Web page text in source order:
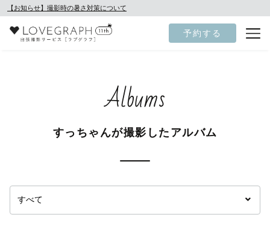
【お知らせ】撮影時の暑さ対策について
予約する
Albums
すっちゃんが撮影したアルバム